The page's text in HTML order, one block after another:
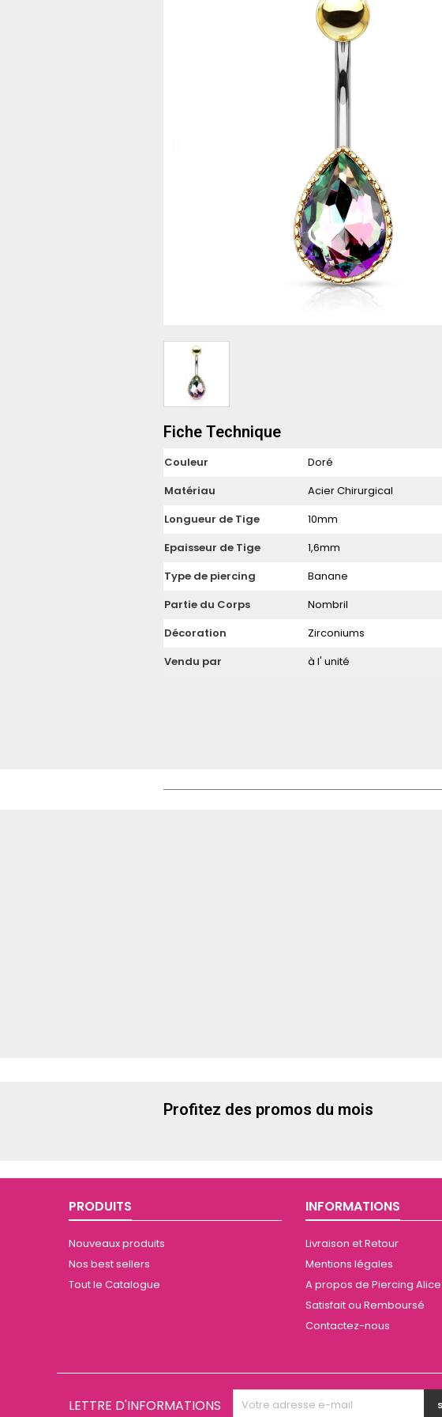
Fiche Technique
Couleur
Doré
Matériau
Acier Chirurgical
Longueur de Tige
10mm
Epaisseur de Tige
1,6mm
Type de piercing
Banane
Partie du Corps
Nombril
Décoration
Zirconiums
Vendu par
à l' unité
Profitez des promos du mois
PRODUITS
Nouveaux produits
Nos best sellers
Tout le Catalogue
INFORMATIONS
Livraison et Retour
Mentions légales
A propos de Piercing Alice
Satisfait ou Remboursé
Contactez-nous
LETTRE D'INFORMATIONS